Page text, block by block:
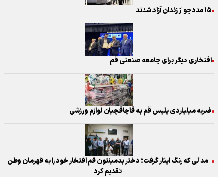
۱۵ مددجو از زندان آزاد شدند
افتخاری دیگر برای جامعه صنعتی قم
ضربه میلیاردی پلیس قم به قاچاقچیان لوازم ورزشی
مدالی که رنگ ایثار گرفت؛ دختر بدمینتون قم افتخار خود را به قهرمان وطن
تقدیم کرد